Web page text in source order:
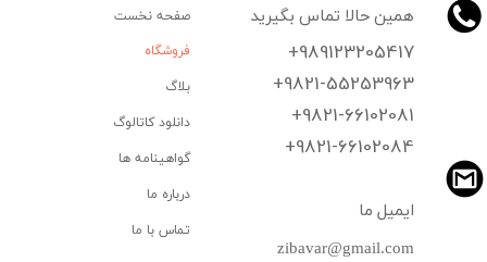
همین حالا تماس بگیرید
+989123205417
+9821-55253963
+9821-66102081
​​​​​​​+9821-66102084
zibavar@gmail.com
ایمیل ما
صفحه نخست
فروشگاه
بلاگ
دانلود کاتالوگ
گواهینامه ها
درباره ما
تماس با ما